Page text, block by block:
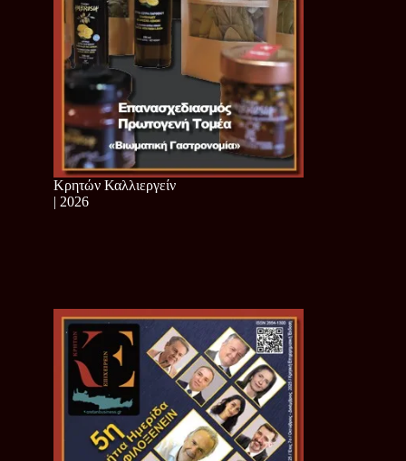
Κρητών Καλλιεργείν
| 2026